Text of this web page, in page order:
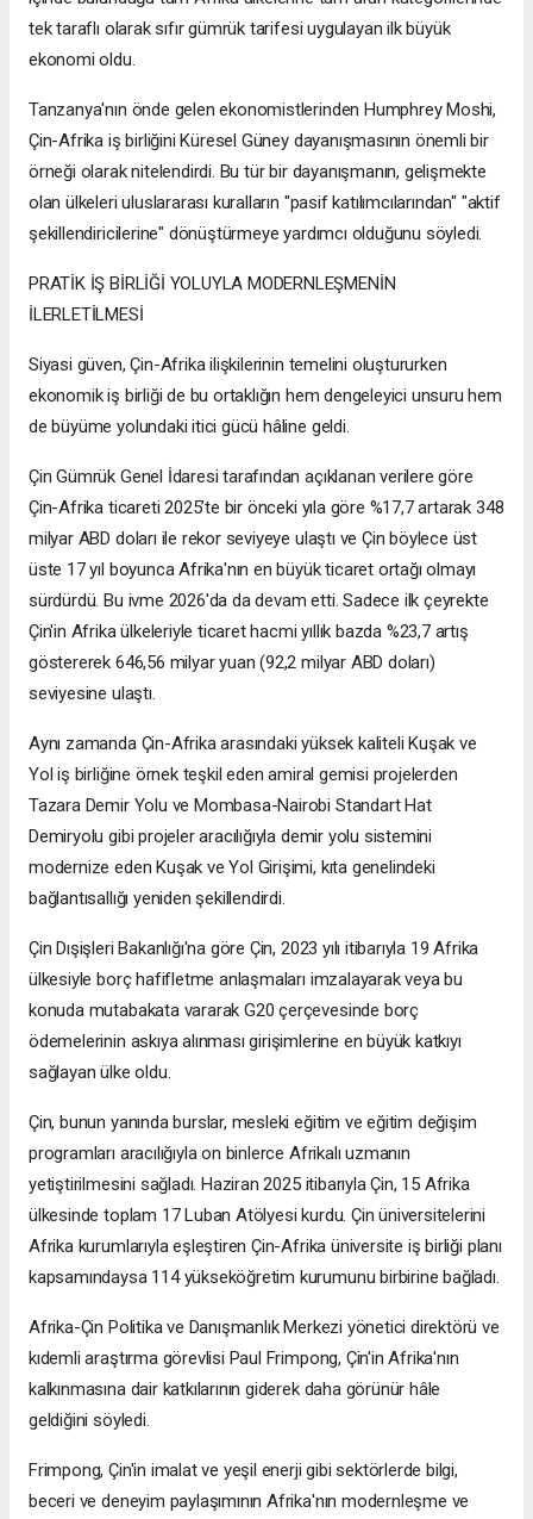
tek taraflı olarak sıfır gümrük tarifesi uygulayan ilk büyük
ekonomi oldu.
Tanzanya'nın önde gelen ekonomistlerinden Humphrey Moshi,
Çin-Afrika iş birliğini Küresel Güney dayanışmasının önemli bir
örneği olarak nitelendirdi. Bu tür bir dayanışmanın, gelişmekte
olan ülkeleri uluslararası kuralların "pasif katılımcılarından" "aktif
şekillendiricilerine" dönüştürmeye yardımcı olduğunu söyledi.
PRATİK İŞ BİRLİĞİ YOLUYLA MODERNLEŞMENİN
İLERLETİLMESİ
Siyasi güven, Çin-Afrika ilişkilerinin temelini oluştururken
ekonomik iş birliği de bu ortaklığın hem dengeleyici unsuru hem
de büyüme yolundaki itici gücü hâline geldi.
Çin Gümrük Genel İdaresi tarafından açıklanan verilere göre
Çin-Afrika ticareti 2025’te bir önceki yıla göre %17,7 artarak 348
milyar ABD doları ile rekor seviyeye ulaştı ve Çin böylece üst
üste 17 yıl boyunca Afrika'nın en büyük ticaret ortağı olmayı
sürdürdü. Bu ivme 2026'da da devam etti. Sadece ilk çeyrekte
Çin'in Afrika ülkeleriyle ticaret hacmi yıllık bazda %23,7 artış
göstererek 646,56 milyar yuan (92,2 milyar ABD doları)
seviyesine ulaştı.
Aynı zamanda Çin-Afrika arasındaki yüksek kaliteli Kuşak ve
Yol iş birliğine örnek teşkil eden amiral gemisi projelerden
Tazara Demir Yolu ve Mombasa-Nairobi Standart Hat
Demiryolu gibi projeler aracılığıyla demir yolu sistemini
modernize eden Kuşak ve Yol Girişimi, kıta genelindeki
bağlantısallığı yeniden şekillendirdi.
Çin Dışişleri Bakanlığı'na göre Çin, 2023 yılı itibarıyla 19 Afrika
ülkesiyle borç hafifletme anlaşmaları imzalayarak veya bu
konuda mutabakata vararak G20 çerçevesinde borç
ödemelerinin askıya alınması girişimlerine en büyük katkıyı
sağlayan ülke oldu.
Çin, bunun yanında burslar, mesleki eğitim ve eğitim değişim
programları aracılığıyla on binlerce Afrikalı uzmanın
yetiştirilmesini sağladı. Haziran 2025 itibarıyla Çin, 15 Afrika
ülkesinde toplam 17 Luban Atölyesi kurdu. Çin üniversitelerini
Afrika kurumlarıyla eşleştiren Çin-Afrika üniversite iş birliği planı
kapsamındaysa 114 yükseköğretim kurumunu birbirine bağladı.
Afrika-Çin Politika ve Danışmanlık Merkezi yönetici direktörü ve
kıdemli araştırma görevlisi Paul Frimpong, Çin'in Afrika'nın
kalkınmasına dair katkılarının giderek daha görünür hâle
geldiğini söyledi.
Frimpong, Çin'in imalat ve yeşil enerji gibi sektörlerde bilgi,
beceri ve deneyim paylaşımının Afrika'nın modernleşme ve